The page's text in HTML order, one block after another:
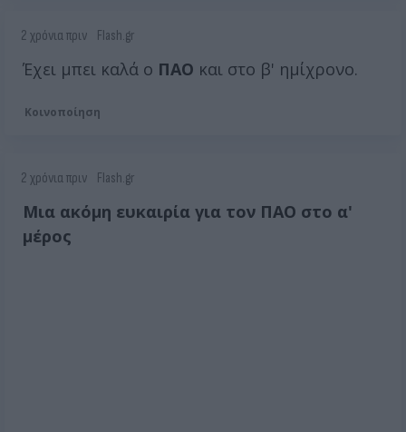
2 χρόνια πριν Flash.gr
Έχει μπει καλά ο ΠΑΟ και στο β' ημίχρονο.
Κοινοποίηση
2 χρόνια πριν Flash.gr
Μια ακόμη ευκαιρία για τον ΠΑΟ στο α'
μέρος